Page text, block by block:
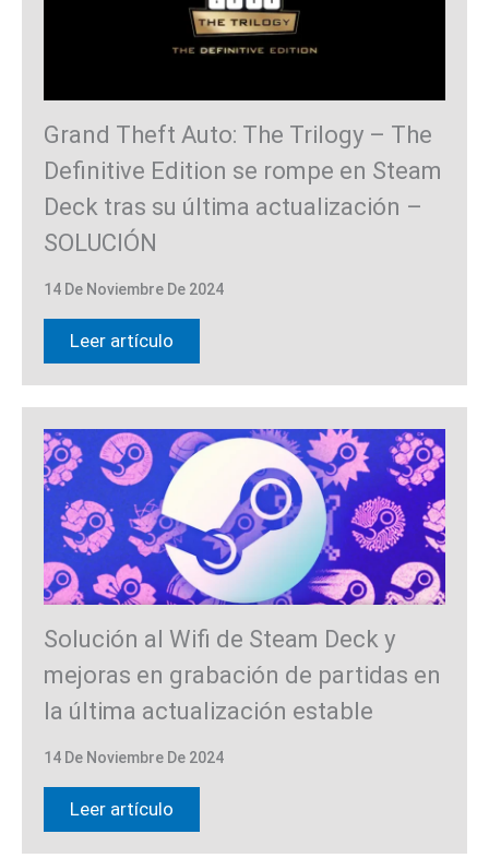
Grand Theft Auto: The Trilogy – The
Definitive Edition se rompe en Steam
Deck tras su última actualización –
SOLUCIÓN
14 De Noviembre De 2024
Leer artículo
Solución al Wifi de Steam Deck y
mejoras en grabación de partidas en
la última actualización estable
14 De Noviembre De 2024
Leer artículo